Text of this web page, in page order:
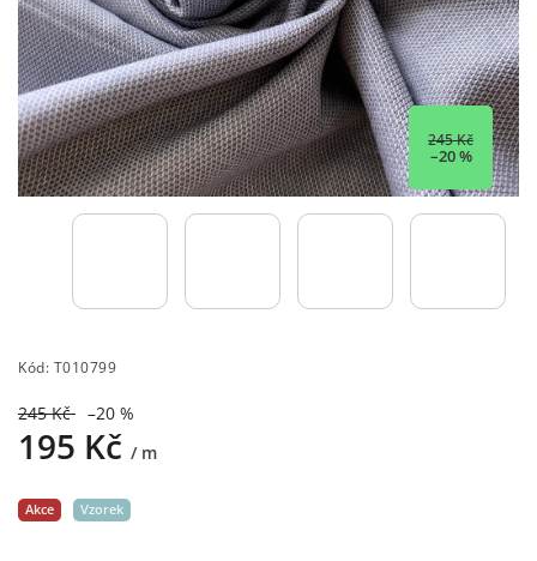
245 Kč
–20 %
Kód: T010799
245 Kč –20 %
195 Kč / m
Akce Vzorek